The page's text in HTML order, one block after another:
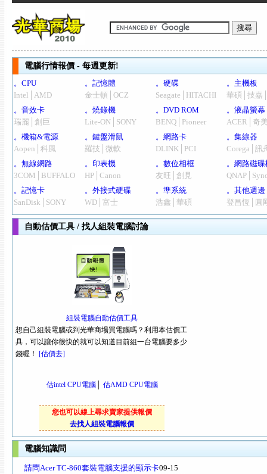
電腦行情報價 - 每週更新!
。CPU
Intel│AMD
。記憶體
金士頓│OCZ
。硬碟
Seagate│HITACHI
。主機板
華碩│技嘉
。音效卡
瑞麗│創巨
。燒錄機
Lite-ON│SONY
。DVD ROM
BENQ│Pioneer
。液晶螢幕
ACER│奇
。機箱&電源
Aopen│科風
。鍵盤滑鼠
羅技│微軟
。網路卡
DLINK│PCI
。集線器
Corega│訊
。無線網路
3COM│BUFFALO
。印表機
HP│Canon
。數位相框
友旺│創見
。網路磁碟
。記憶卡
SanDisk│SONY
。外接式硬碟
WD│富士
。準系統
浩鑫│華碩
。其他週邊
登昌恆│圓
自動估價工具 / 找人組裝電腦討論
組裝電腦自動估價工具
想自己組裝電腦或到光華商場買電腦嗎？利用本估價工
具，可以讓你很快的就可以知道目前組一台電腦要多少
錢喔！ [估價去]
估intel CPU電腦│ 估AMD CPU電腦
您也可以線上尋求賣家提供報價
去找人組裝電腦報價
電腦知識問
請問Acer TC-860套裝電腦支援的顯示卡09-15